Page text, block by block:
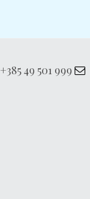
+385 49 501 999